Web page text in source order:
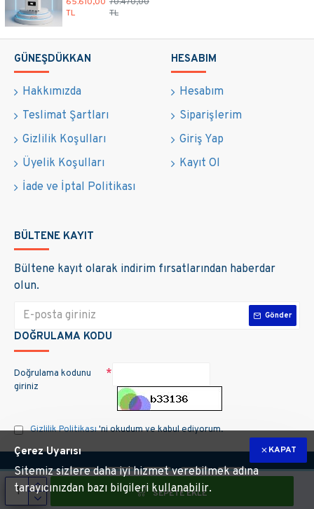
SEPETE EKLE
TL
TL
GÜNEŞDÜKKAN
Hakkımızda
Teslimat Şartları
Gizlilik Koşulları
Üyelik Koşulları
İade ve İptal Politikası
HESABIM
Hesabım
Siparişlerim
Giriş Yap
Kayıt Ol
BÜLTENE KAYIT
Bültene kayıt olarak indirim fırsatlarından haberdar
olun.
Gönder
DOĞRULAMA KODU
Doğrulama kodunu
giriniz
Gizlilik Politikası'ni okudum ve kabul ediyorum.
hakları saklıdır. Site üzerinde kullanılan markalara ait tüm materyallerin telif
KAPAT
Çerez Uyarısı
Sitemiz sizlere daha iyi hizmet verebilmek adına
tarayıcınızdan bazı bilgileri kullanabilir.